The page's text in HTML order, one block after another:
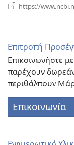
https://
Επιτροπή
Επικοινωνήστε
παρέχουν δωρεάν
περιθάλπουν
Επικοινωνία